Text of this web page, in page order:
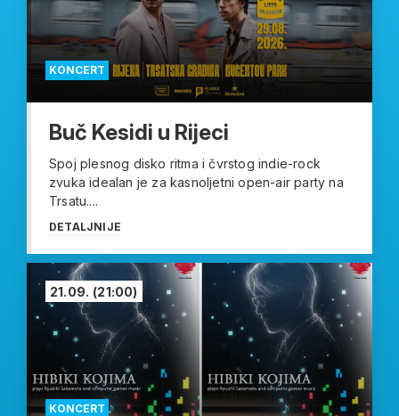
KONCERT
Buč Kesidi u Rijeci
Spoj plesnog disko ritma i čvrstog indie-rock
zvuka idealan je za kasnoljetni open-air party na
Trsatu....
DETALJNIJE
KONCERT
21.09. (21:00)